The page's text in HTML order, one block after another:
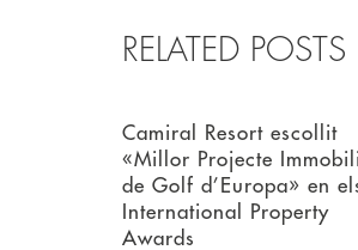
RELATED POSTS
Camiral Resort escollit
«Millor Projecte
de Golf d’Europa» en
International Property
Awards